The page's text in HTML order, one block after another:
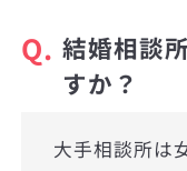
Q. 結婚相談
すか？
大手相談所は